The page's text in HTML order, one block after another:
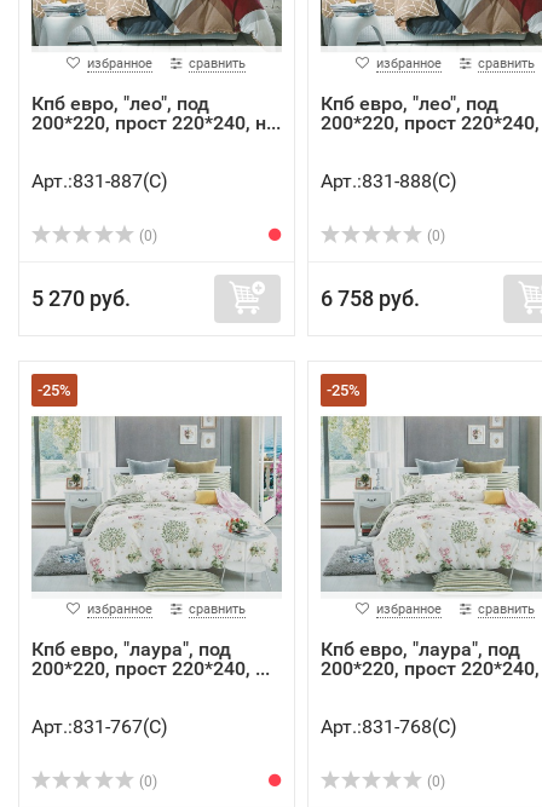
избранное сравнить
Кпб евро, "лео", под
200*220, прост 220*240, н...
Арт.:831-887(C)
(0)
5 270 руб.
избранное сравнить
Кпб евро, "лео", под
200*220, прост 220*240,
Арт.:831-888(C)
(0)
6 758 руб.
-25%
избранное сравнить
Кпб евро, "лаура", под
200*220, прост 220*240, ...
Арт.:831-767(C)
(0)
-25%
избранное сравнить
Кпб евро, "лаура", под
200*220, прост 220*240,
Арт.:831-768(C)
(0)